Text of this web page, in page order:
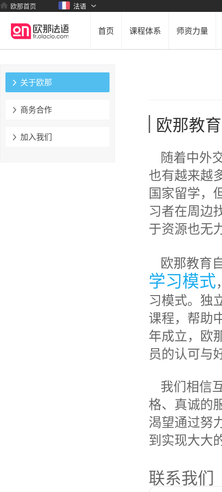
欧那首页 法语
首页 课程体系 师资力量
关于欧那
商务合作
加入我们
欧那教
随着中外
也有越来越
国家留学，
习者在周边
于资源也无
欧那教育
学习模式
习模式。独
课程，帮助
年成立，欧
员的认可与
我们相信
格、真诚的
渴望通过努
到实现大大
联系我们